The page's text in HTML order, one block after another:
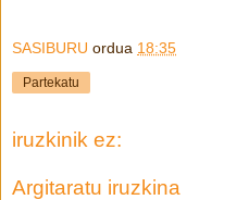
SASIBURU ordua 18:35
Partekatu
iruzkinik ez:
Argitaratu iruzkina